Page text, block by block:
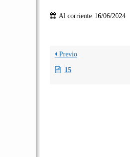
Al corriente 16/06/2024
Previo
15